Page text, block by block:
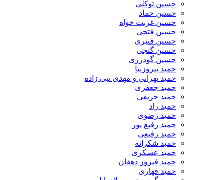
حسین توکلی
حسین حماد
حسین غربت خواه
حسین فتحی
حسین قنبری
حسین گنجی
حسین گودرزی
حمید پیروزنیا
حمید تهرانی و مهدی نبی زاده
حمید جعفری
حمید حریفی
حمید راد
حمید رضوی
حمید رفیع پور
حمید رفیعی
حمید شکرانه
حمید عسکری
حمید فیروز دهقان
حمید قهاری